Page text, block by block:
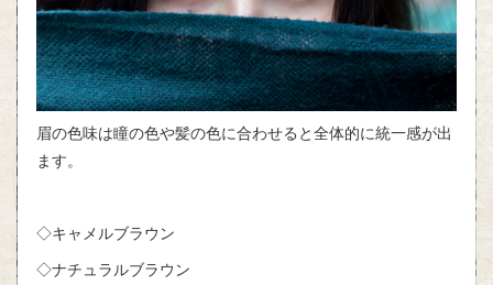
眉の色味は瞳の色や髪の色に合わせると全体的に統一感が出
ます。
◇キャメルブラウン
◇ナチュラルブラウン